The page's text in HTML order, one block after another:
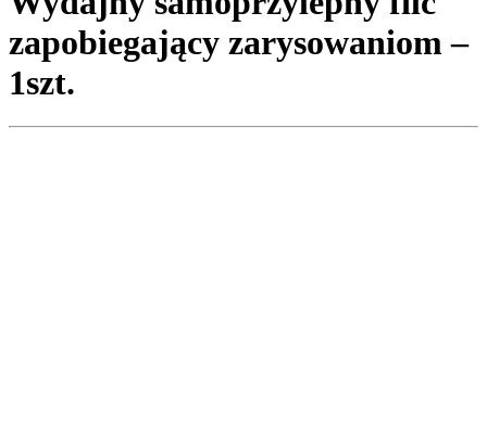
zapobiegający zarysowaniom –
1szt.